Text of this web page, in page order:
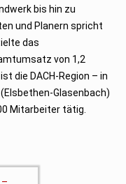
bis hin zu
und Planern spricht
das
von 1,2
die DACH-Region – in
Glasenbach)
Mitarbeiter tätig.